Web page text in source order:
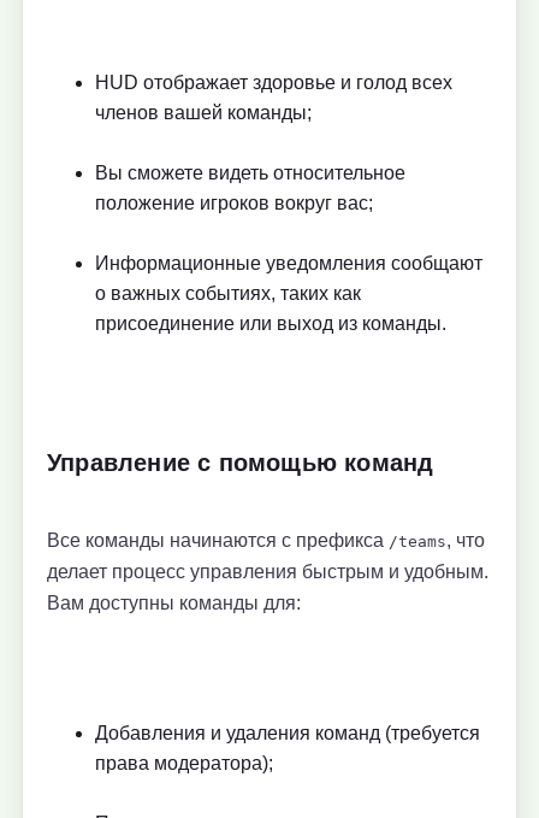
HUD отображает здоровье и голод всех
членов вашей команды;
Вы сможете видеть относительное
положение игроков вокруг вас;
Информационные уведомления сообщают
о важных событиях, таких как
присоединение или выход из команды.
Управление с помощью команд
Все команды начинаются с префикса /teams, что
делает процесс управления быстрым и удобным.
Вам доступны команды для:
Добавления и удаления команд (требуется
права модератора);